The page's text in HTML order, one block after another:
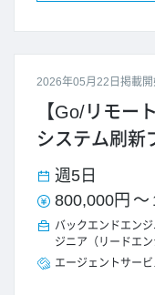
2026年05月22日掲載開
【Go/リモー
システム刷新
週5日
800,000円 ～
バックエンドエンジ
ジニア（リードエン
エージェントサービ